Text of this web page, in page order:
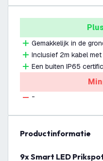
Gemakkelijk in de
Inclusief 2m kabel
Een buiten IP65
-
productinformatie
9x Smart LED Prikspot - IP65 - 4,9W - RGB+CCT